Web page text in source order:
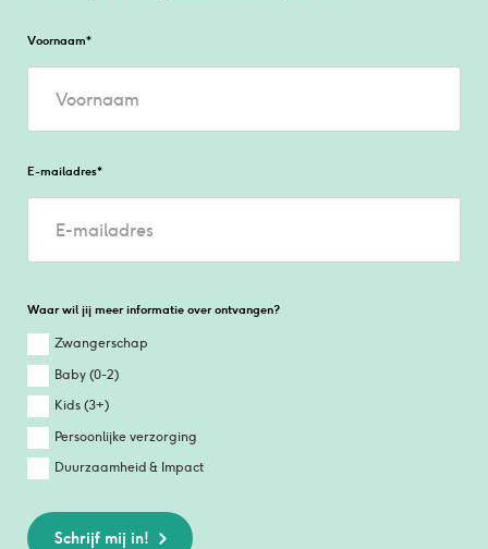
Voornaam*
E-mailadres*
Waar wil jij meer informatie over ontvangen?
Zwangerschap
Baby (0-2)
Kids (3+)
Persoonlijke verzorging
Duurzaamheid & Impact
Schrijf mij in!